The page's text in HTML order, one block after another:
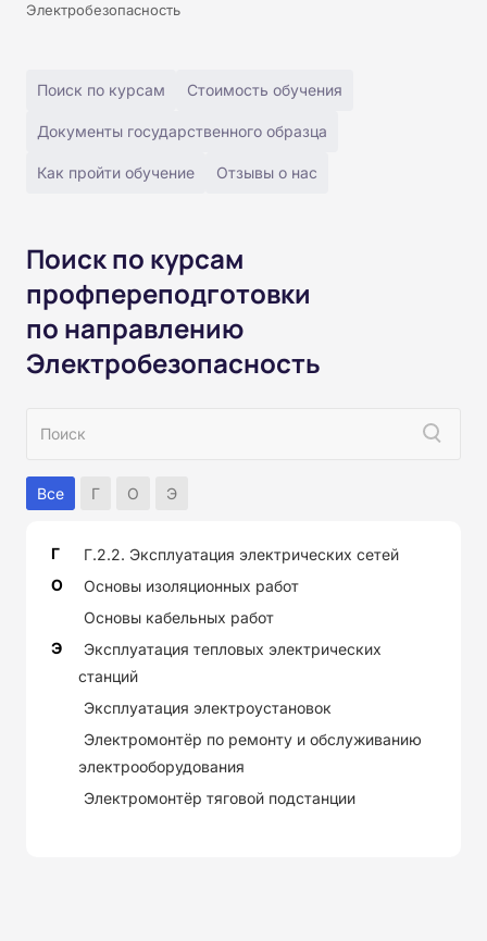
Электробезопасность
Поиск по курсам Стоимость обучения
Документы государственного образца
Как пройти обучение Отзывы о нас
Поиск по курсам
профпереподготовки
по направлению
Электробезопасность
Все Г О Э
Г
Г.2.2. Эксплуатация электрических сетей
О
Основы изоляционных работ
Основы кабельных работ
Э
Эксплуатация тепловых электрических
станций
Эксплуатация электроустановок
Электромонтёр по ремонту и обслуживанию
электрооборудования
Электромонтёр тяговой подстанции